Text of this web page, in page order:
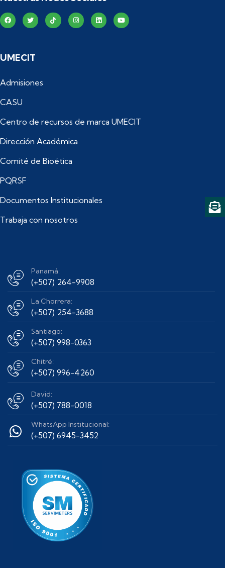
UMECIT
Admisiones
CASU
Centro de recursos de marca UMECIT
Dirección Académica
Comité de Bioética
PQRSF
Documentos Institucionales
Trabaja con nosotros
Panamá:
(+507) 264-9908
La Chorrera:
(+507) 254-3688
Santiago:
(+507) 998-0363
Chitré:
(+507) 996-4260
David:
(+507) 788-0018
WhatsApp Institucional:
(+507) 6945-3452